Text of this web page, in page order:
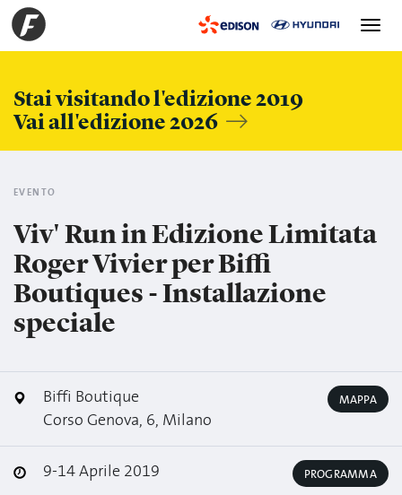
Stai visitando l'edizione 2019
Vai all'edizione 2026
Toggle
EVENTO
Viv' Run in Edizione Limitata
Roger Vivier per Biffi
Boutiques - Installazione
speciale
Biffi Boutique
Corso Genova, 6, Milano
MAPPA
9-14 Aprile 2019 PROGRAMMA